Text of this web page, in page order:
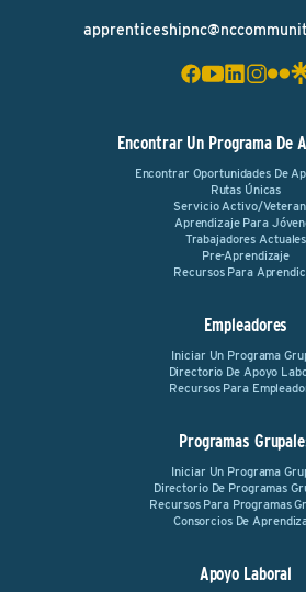
Encontrar Un Programa De
Encontrar Oportunidades De
Rutas Únicas
Servicio Activo/
Aprendizaje Para
Trabajadores Actuales
Pre-Aprendizaje
Recursos Para
Empleadores
Iniciar Un Programa
Directorio De Apoyo
Recursos Para
Programas
Iniciar Un Programa
Directorio De Programas
Recursos Para Programas
Consorcios De
Apoyo Laboral